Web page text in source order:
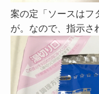
案の定「ソースはフ
が。なので、指示さ